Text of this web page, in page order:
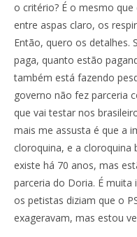
o critério? É o mesmo que
entre aspas claro, os
Então, quero os detalhes.
paga, quanto estão
também está fazendo
governo não fez parceria
que vai testar nos
mais me assusta é que a
cloroquina, e a cloroquina
existe há 70 anos, mas
parceria do Doria. É
os petistas diziam que o
exageravam, mas estou